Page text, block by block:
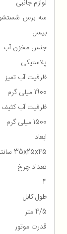
لوازم جانبی
بیسل
جنس مخزن آب
پلاستیکی
ظرفیت آب تمیز
1900 میلی گرم
ظرفیت آب کثیف
1500 میلی گرم
ابعاد
35x25x45 سانتی‌متر
تعداد چرخ
4
طول کابل
4/5 متر
قدرت موتور